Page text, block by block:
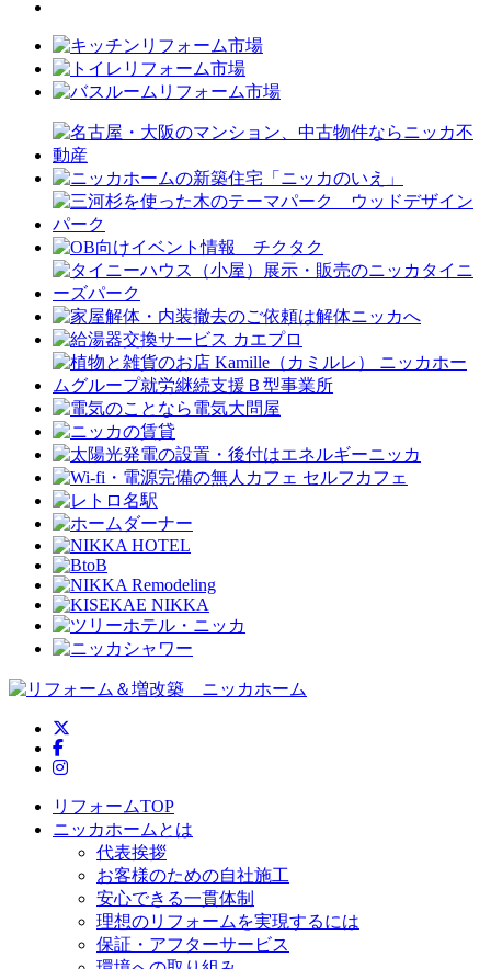
ニッカホーム公式Facebook
ニッカホーム公式Instagram
リフォームTOP
ニッカホームとは
代表挨拶
お客様のための自社施工
安心できる一貫体制
理想のリフォームを実現するには
保証・アフターサービス